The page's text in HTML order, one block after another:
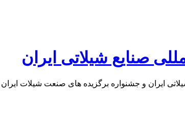
صنایع شیلاتی ایران
ایران و جشنواره برگزیده های صنعت شیلات